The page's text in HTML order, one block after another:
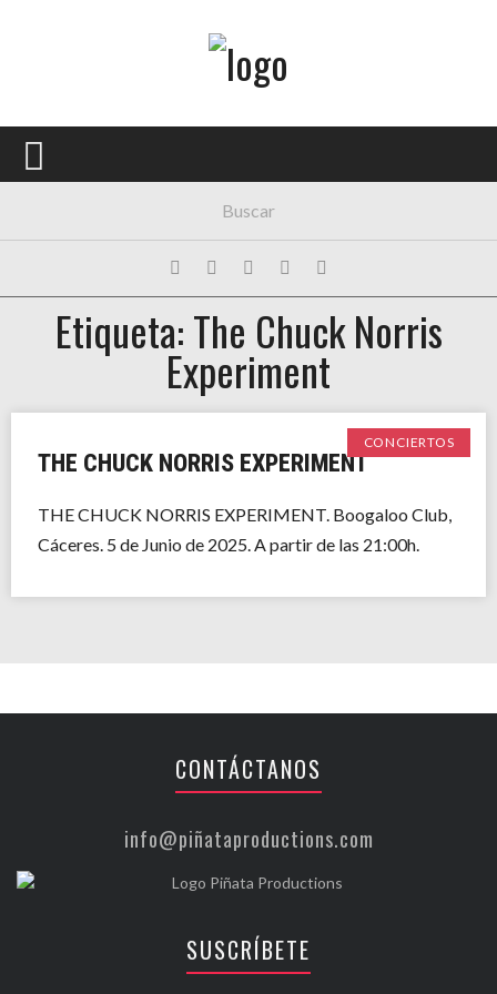
PORTADA
FESTIVALES
EXPOSICIONES
Etiqueta: The Chuck Norris
Experiment
CONCIERTOS
THE CHUCK NORRIS EXPERIMENT
THE CHUCK NORRIS EXPERIMENT. Boogaloo Club,
Cáceres. 5 de Junio de 2025. A partir de las 21:00h.
CONTÁCTANOS
info@piñataproductions.com
SUSCRÍBETE